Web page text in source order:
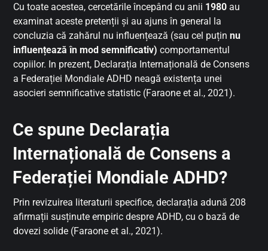
Cu toate acestea, cercetările începând cu anii 1980 au
examinat aceste pretenții și au ajuns în general la
concluzia că zahărul nu influențează (sau cel puținnu
influențează în mod semnificativ) comportamentul
copiilor. In prezent, Declarația Internațională de Consens
a Federației Mondiale ADHD neagă existența unei
asocieri semnificative statistic (Faraone et al., 2021).
Ce spune Declarația
Internațională de Consens a
Federației Mondiale ADHD?
Prin revizuirea literaturii specifice, declarația adună 208
afirmații susținute empiric despre ADHD, cu o bază de
dovezi solide (Faraone et al., 2021).